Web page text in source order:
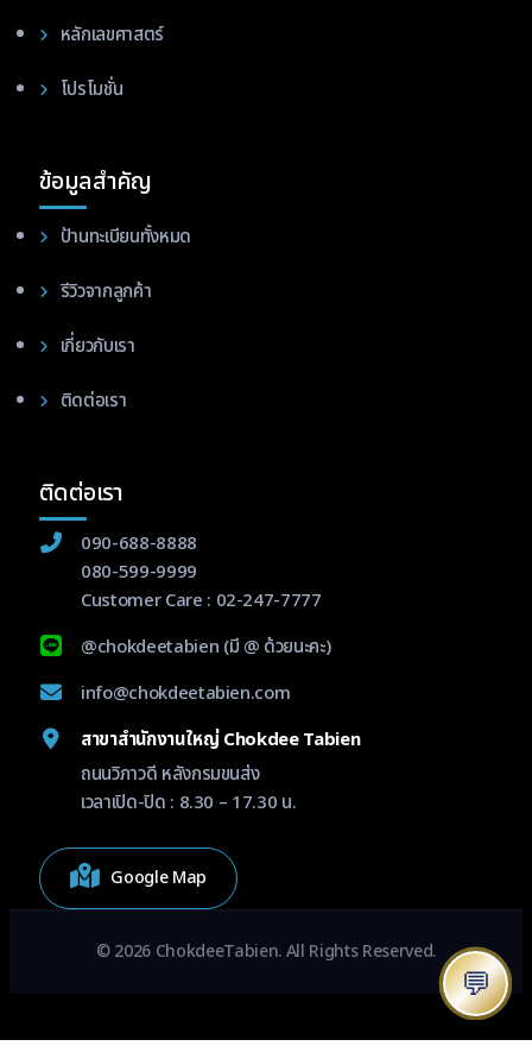
หลักเลขศาสตร์
โปรโมชั่น
ข้อมูลสำคัญ
ป้านทะเบียนทั้งหมด
รีวิวจากลูกค้า
เกี่ยวกับเรา
ติดต่อเรา
ติดต่อเรา
090-688-8888
080-599-9999
Customer Care : 02-247-7777
@chokdeetabien (มี @ ด้วยนะคะ)
info@chokdeetabien.com
สาขาสำนักงานใหญ่ Chokdee Tabien
ถนนวิภาวดี หลังกรมขนส่ง
เวลาเปิด-ปิด : 8.30 – 17.30 น.
Google Map
© 2026 ChokdeeTabien. All Rights Reserved.
💬